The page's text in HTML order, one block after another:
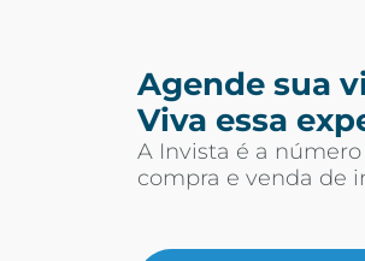
Agende sua
Viva essa
A Invista é a número
compra e venda de